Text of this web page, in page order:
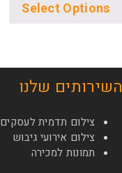
Select Options
השירותים שלנו
צילום תדמית לעסקים
צילום אירועי גיבוש
תמונות למכירה